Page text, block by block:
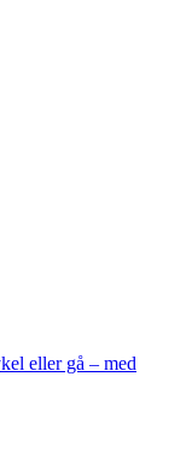
eller gå – med